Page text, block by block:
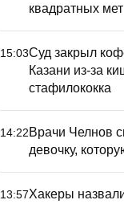
квадратных
15:03Суд закрыл
Казани из-за
стафилококка
14:22Врачи Челнов
девочку,
13:57Хакеры